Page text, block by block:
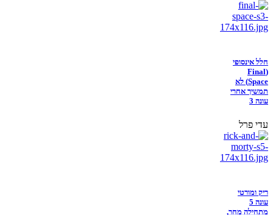
חלל אינסופי
(Final
Space) לא
תמשיך אחרי
עונה 3
עדי פרל
ריק ומורטי
עונה 5
מתחילה מחר,